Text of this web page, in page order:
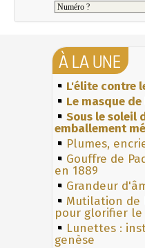
À LA UNE
L'élite contre
Le masque
Sous le soleil
emballement
Plumes,
Gouffre de
en 1889
Grandeur
Mutilation de
pour glorifier le
Lunettes :
genèse